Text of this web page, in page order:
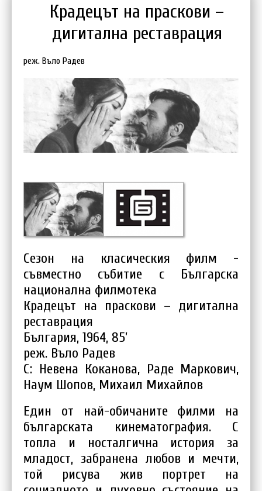
Крадецът на праскови –
дигитална реставрация
реж. Въло Радев
Сезон на класическия филм -
съвместно събитие с Българска
национална филмотека
Крадецът на праскови – дигитална
реставрация
България, 1964, 85’
реж. Въло Радев
С: Невена Коканова, Раде Маркович,
Наум Шопов, Михаил Михайлов
Един от най-обичаните филми на
българската кинематография. С
топла и носталгична история за
младост, забранена любов и мечти,
той рисува жив портрет на